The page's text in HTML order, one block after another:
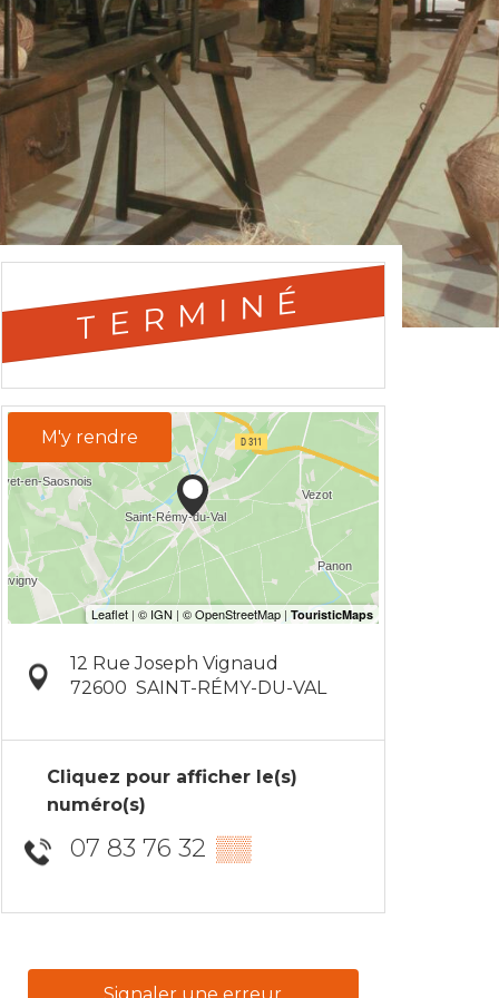
TERMINÉ
M'y rendre
12 Rue Joseph Vignaud
72600 SAINT-RÉMY-DU-VAL
Cliquez pour afficher le(s)
numéro(s)
07 83 76 32 ▒▒
Signaler une erreur